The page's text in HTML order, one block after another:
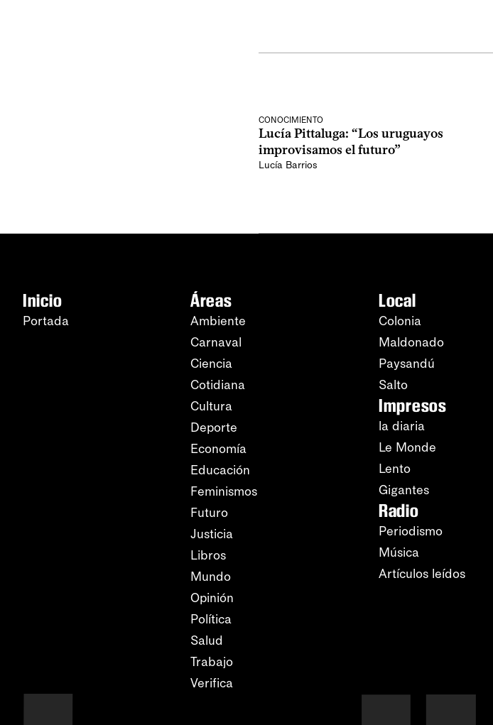
CONOCIMIENTO
Lucía Pittaluga: “Los uruguayos
improvisamos el futuro”
Lucía Barrios
Inicio
Portada
Áreas
Ambiente
Carnaval
Ciencia
Cotidiana
Cultura
Deporte
Economía
Educación
Feminismos
Futuro
Justicia
Libros
Mundo
Opinión
Política
Salud
Trabajo
Verifica
Local
Colonia
Maldonado
Paysandú
Salto
Impresos
la diaria
Le Monde
Lento
Gigantes
Radio
Periodismo
Música
Artículos leídos